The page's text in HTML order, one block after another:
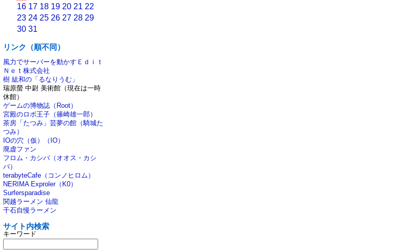
16 17 18 19 20 21 22
23 24 25 26 27 28 29
30 31
リンク（順不同）
風力でサーバーを動かすＥｄｉｔ
Ｎｅｔ株式会社
樹 紘和の「るなりうむ」
瑞原螢 中尉 美術館（現在は一時
休館）
ゲームの博物誌（Root）
宮殿のロボ王子（篠崎雄一郎）
茶房「たつみ」芸夢の館（騎城た
つみ）
IOの穴（仮）（IO）
廃虚ファン
フロム・カシバ（オオス・カシ
バ）
terabyteCafe（コンノヒロム）
NERIMA Exproler（K0）
Surfersparadise
関越ラーメン 仙龍
千石自慢ラーメン
サイト内検索
キーワード